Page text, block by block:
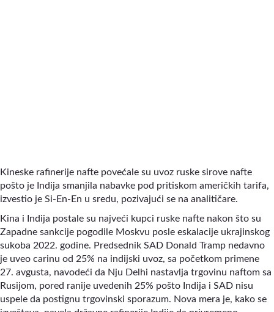
Kineske rafinerije nafte povećale su uvoz ruske sirove nafte
pošto je Indija smanjila nabavke pod pritiskom američkih tarifa,
izvestio je Si-En-En u sredu, pozivajući se na analitičare.
Kina i Indija postale su najveći kupci ruske nafte nakon što su
Zapadne sankcije pogodile Moskvu posle eskalacije ukrajinskog
sukoba 2022. godine. Predsednik SAD Donald Tramp nedavno
je uveo carinu od 25% na indijski uvoz, sa početkom primene
27. avgusta, navodeći da Nju Delhi nastavlja trgovinu naftom sa
Rusijom, pored ranije uvedenih 25% pošto Indija i SAD nisu
uspele da postignu trgovinski sporazum. Nova mera je, kako se